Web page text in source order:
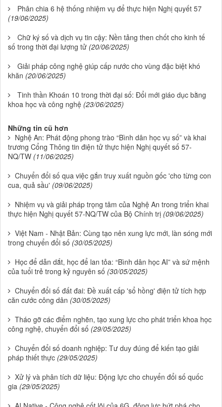
Phân chia 6 hệ thống nhiệm vụ để thực hiện Nghị quyết 57
(19/06/2025)
Chữ ký số và dịch vụ tin cậy: Nền tảng then chốt cho kinh tế
số trong thời đại lượng tử (20/06/2025)
Giải pháp công nghệ giúp cấp nước cho vùng đặc biệt khó
khăn (20/06/2025)
Tinh thần Khoán 10 trong thời đại số: Đổi mới giáo dục bằng
khoa học và công nghệ (23/06/2025)
Những tin cũ hơn
Nghệ An: Phát động phong trào “Bình dân học vụ số” và khai
trương Cổng Thông tin điện tử thực hiện Nghị quyết số 57-
NQ/TW (11/06/2025)
Chuyển đổi số qua việc gắn truy xuất nguồn gốc 'cho từng con
cua, quả sầu' (09/06/2025)
Nhiệm vụ và giải pháp trọng tâm của Nghệ An trong triển khai
thực hiện Nghị quyết 57-NQ/TW của Bộ Chính trị (09/06/2025)
Việt Nam - Nhật Bản: Cùng tạo nên xung lực mới, làn sóng mới
trong chuyển đổi số (30/05/2025)
Học để dẫn dắt, học để lan tỏa: “Bình dân học AI” và sứ mệnh
của tuổi trẻ trong kỷ nguyên số (30/05/2025)
Chuyển đổi số đất đai: Đề xuất cấp 'sổ hồng' điện tử tích hợp
căn cước công dân (30/05/2025)
Tháo gỡ các điểm nghẽn, tạo xung lực cho phát triển khoa học
công nghệ, chuyển đổi số (29/05/2025)
Chuyển đổi số doanh nghiệp: Tư duy đúng để kiến tạo giải
pháp thiết thực (29/05/2025)
Xử lý và phân tích dữ liệu: Động lực cho chuyển đổi số quốc
gia (29/05/2025)